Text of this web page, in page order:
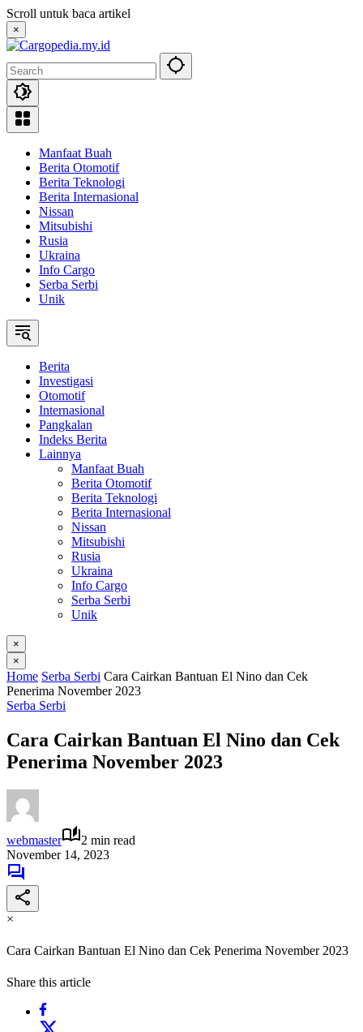
Skip
to
content
Scroll untuk baca artikel
×
Manfaat Buah
Berita Otomotif
Berita Teknologi
Berita Internasional
Nissan
Mitsubishi
Rusia
Ukraina
Info Cargo
Serba Serbi
Unik
Berita
Investigasi
Otomotif
Internasional
Pangkalan
Indeks Berita
Lainnya
Manfaat Buah
Berita Otomotif
Berita Teknologi
Berita Internasional
Nissan
Mitsubishi
Rusia
Ukraina
Info Cargo
Serba Serbi
Unik
×
×
Home Serba Serbi Cara Cairkan Bantuan El Nino dan Cek
Penerima November 2023
Serba Serbi
Cara Cairkan Bantuan El Nino dan Cek
Penerima November 2023
webmaster
2 min read
November 14, 2023
×
Cara Cairkan Bantuan El Nino dan Cek Penerima November 2023
Share this article